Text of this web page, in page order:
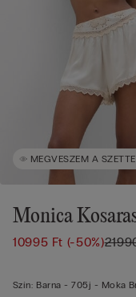
MEGVESZEM A
Monica
10995 Ft (-50%)
Szín: Barna -705j - Moka